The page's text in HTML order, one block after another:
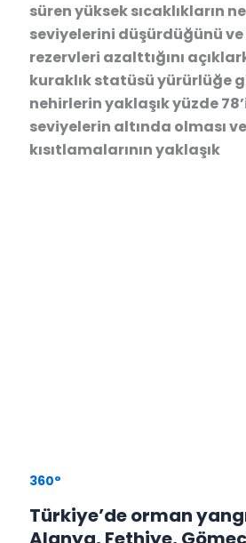
süren yüksek sıcaklıkların
seviyelerini düşürdüğünü
rezervleri azalttığını
kuraklık statüsü yürürlüğe
nehirlerin yaklaşık yüzde
seviyelerin altında olması
kısıtlamalarının yaklaşık
360°
Türkiye’de orman